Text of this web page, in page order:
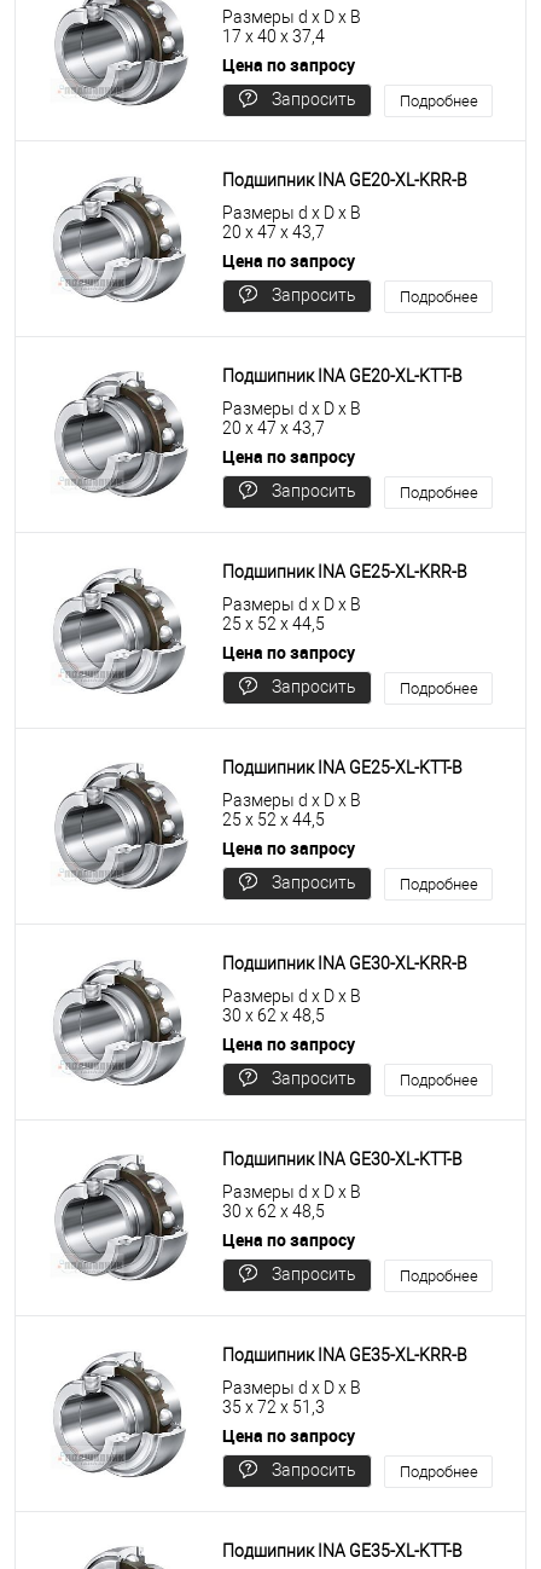
Размеры d x D x B
17 x 40 x 37,4
Цена по запросу
Запросить
Подробнее
Подшипник INA GE20-XL-KRR-B
Размеры d x D x B
20 x 47 x 43,7
Цена по запросу
Запросить
Подробнее
Подшипник INA GE20-XL-KTT-B
Размеры d x D x B
20 x 47 x 43,7
Цена по запросу
Запросить
Подробнее
Подшипник INA GE25-XL-KRR-B
Размеры d x D x B
25 x 52 x 44,5
Цена по запросу
Запросить
Подробнее
Подшипник INA GE25-XL-KTT-B
Размеры d x D x B
25 x 52 x 44,5
Цена по запросу
Запросить
Подробнее
Подшипник INA GE30-XL-KRR-B
Размеры d x D x B
30 x 62 x 48,5
Цена по запросу
Запросить
Подробнее
Подшипник INA GE30-XL-KTT-B
Размеры d x D x B
30 x 62 x 48,5
Цена по запросу
Запросить
Подробнее
Подшипник INA GE35-XL-KRR-B
Размеры d x D x B
35 x 72 x 51,3
Цена по запросу
Запросить
Подробнее
Подшипник INA GE35-XL-KTT-B